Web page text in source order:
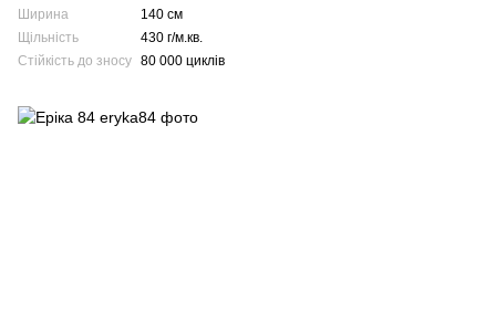
Ширина
140 см
Щільність
430 г/м.кв.
Стійкість до зносу 80 000 циклів